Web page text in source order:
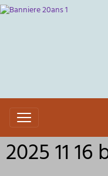
2025 11